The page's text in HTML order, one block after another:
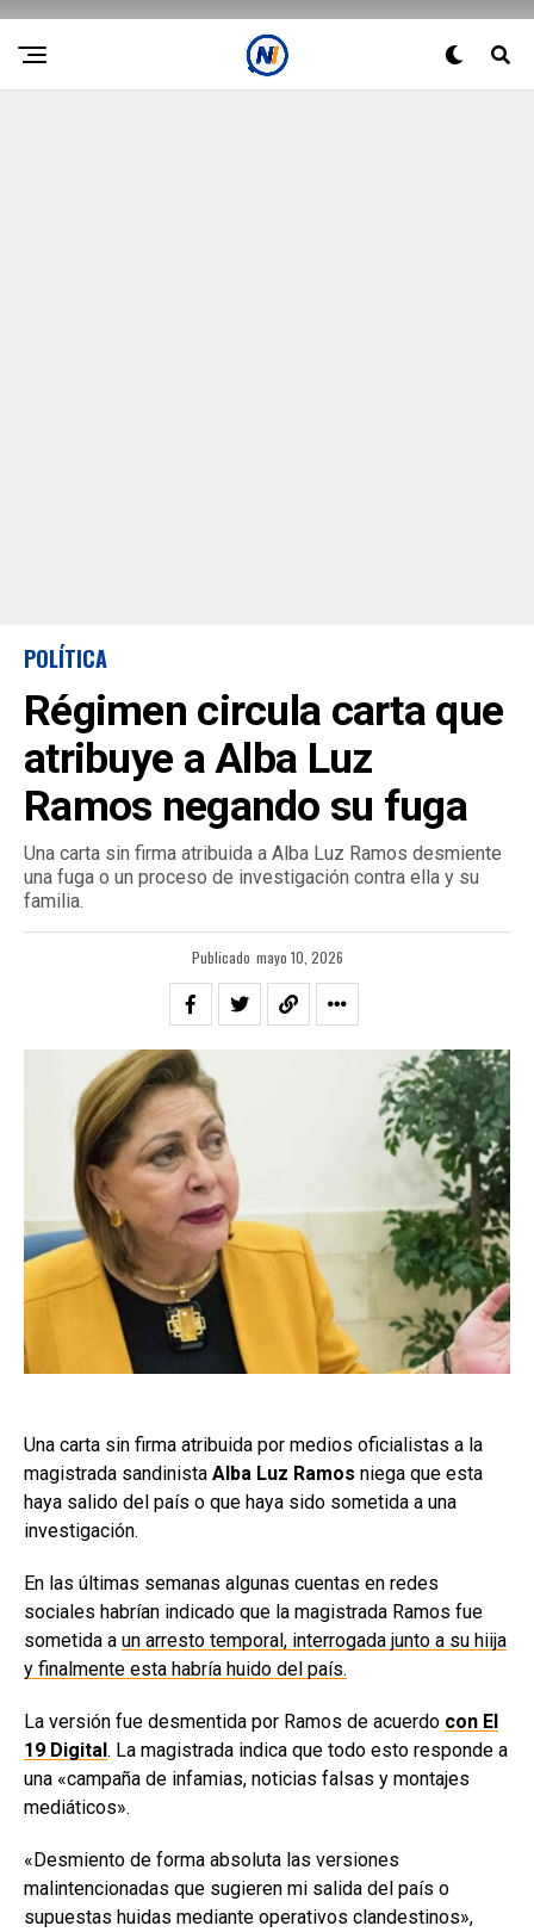
POLÍTICA
Régimen circula carta que
atribuye a Alba Luz
Ramos negando su fuga
Una carta sin firma atribuida a Alba Luz Ramos desmiente
una fuga o un proceso de investigación contra ella y su
familia.
Publicado mayo 10, 2026
Una carta sin firma atribuida por medios oficialistas a la
magistrada sandinista Alba Luz Ramos niega que esta
haya salido del país o que haya sido sometida a una
investigación.
En las últimas semanas algunas cuentas en redes
sociales habrían indicado que la magistrada Ramos fue
sometida a un arresto temporal, interrogada junto a su hiija
y finalmente esta habría huido del país.
La versión fue desmentida por Ramos de acuerdo con El
19 Digital. La magistrada indica que todo esto responde a
una «campaña de infamias, noticias falsas y montajes
mediáticos».
«Desmiento de forma absoluta las versiones
malintencionadas que sugieren mi salida del país o
supuestas huidas mediante operativos clandestinos»,